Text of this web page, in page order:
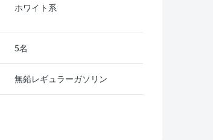
ホワイト系
5名
無鉛レギュラーガソリン